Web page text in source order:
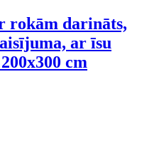
rokām darināts,
ar īsu
cm